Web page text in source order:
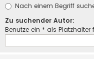
Nach einem Begriff
Zu suchender Autor:
Benutze ein * als Platzhalter